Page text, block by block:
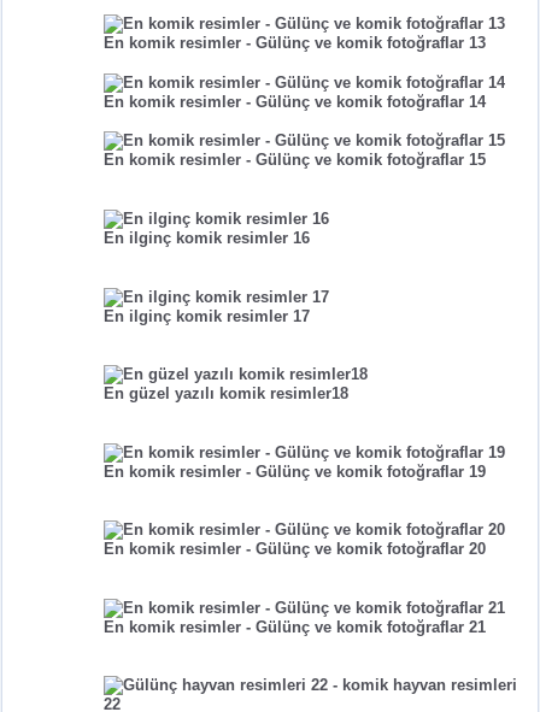
En komik resimler - Gülünç ve komik fotoğraflar 13
En komik resimler - Gülünç ve komik fotoğraflar 14
En komik resimler - Gülünç ve komik fotoğraflar 15
En ilginç komik resimler 16
En ilginç komik resimler 17
En güzel yazılı komik resimler18
En komik resimler - Gülünç ve komik fotoğraflar 19
En komik resimler - Gülünç ve komik fotoğraflar 20
En komik resimler - Gülünç ve komik fotoğraflar 21